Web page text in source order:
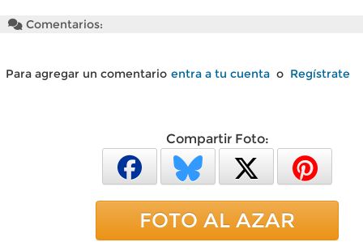
Comentarios:
Para agregar un comentario entra a tu cuenta o Regístrate
Compartir Foto:
FOTO AL AZAR